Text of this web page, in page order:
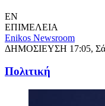
EN
ΕΠΙΜΕΛΕΙΑ
Enikos Newsroom
ΔΗΜΟΣΙΕΥΣΗ 17:05,
Πολιτική